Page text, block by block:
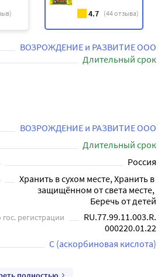
4.7 (44отзыва)
ВОЗРОЖДЕНИЕ и РАЗВИТИЕ ООО
Длительный срок
ВОЗРОЖДЕНИЕ и РАЗВИТИЕ ООО
Длительный срок
Россия
Хранить в сухом месте, Хранить в
защищённом от света месте,
Беречь от детей
регистрации
RU.77.99.11.003.R.
000220.01.22
С (аскорбиновая кислота)